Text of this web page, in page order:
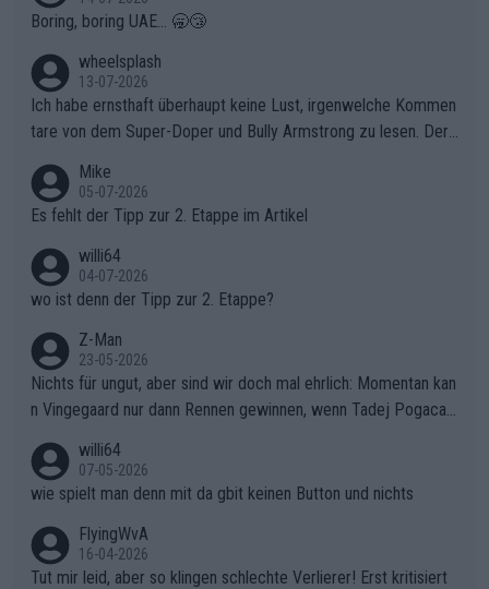
Boring, boring UAE... 🥱😴
wheelsplash
13-07-2026
Ich habe ernsthaft überhaupt keine Lust, irgenwelche Kommen
tare von dem Super-Doper und Bully Armstrong zu lesen. Der
r die gehört nicht in dieses Medium!
Mike
05-07-2026
Es fehlt der Tipp zur 2. Etappe im Artikel
willi64
04-07-2026
wo ist denn der Tipp zur 2. Etappe?
Z-Man
23-05-2026
Nichts für ungut, aber sind wir doch mal ehrlich: Momentan kan
n Vingegaard nur dann Rennen gewinnen, wenn Tadej Pogacar
willi64
07-05-2026
wie spielt man denn mit da gbit keinen Button und nichts
FlyingWvA
16-04-2026
Tut mir leid, aber so klingen schlechte Verlierer! Erst kritisiert